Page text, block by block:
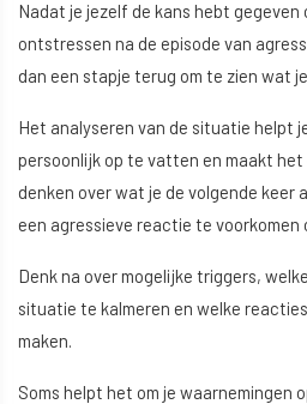
Nadat je jezelf de kans hebt gegeven
ontstressen na de episode van
dan een stapje terug om te zien wat
Het analyseren van de situatie helpt
persoonlijk op te vatten en maakt het
denken over wat je de volgende keer
een agressieve reactie te
Denk na over mogelijke triggers,
situatie te kalmeren en welke
maken.
Soms helpt het om je waarnemingen